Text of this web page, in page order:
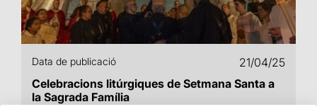
Data de publicació
21/04/25
Celebracions litúrgiques de Setmana Santa a
la Sagrada Família